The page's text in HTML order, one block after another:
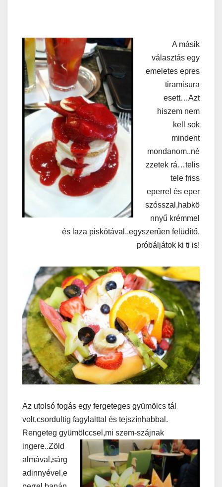
A másik
választás egy
emeletes epres
tiramisura
esett…Azt
hiszem nem
kell sok
mindent
mondanom..né
zzetek rá…telis
tele friss
eperrel és eper
szósszal,habkö
nnyű krémmel
és laza piskótával..egyszerűen felüdítő,
próbáljátok ki ti is!
Az utolsó fogás egy fergeteges gyümölcs tál
volt,csordultig fagylalttal és tejszínhabbal.
Rengeteg gyümölccsel,mi szem-szájnak
ingere..Zöld
almával,sárg
adinnyével,e